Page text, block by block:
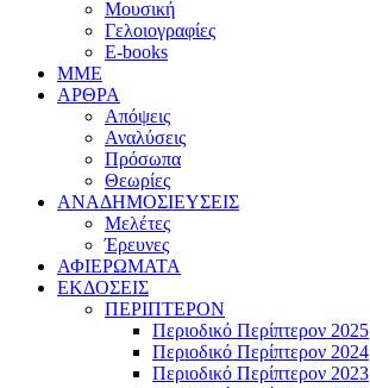
Μουσική
Γελοιογραφίες
E-books
MME
ΑΡΘΡΑ
Απόψεις
Αναλύσεις
Πρόσωπα
Θεωρίες
ΑΝΑΔΗΜΟΣΙΕΥΣΕΙΣ
Μελέτες
Έρευνες
ΑΦΙΕΡΩΜΑΤΑ
ΕΚΔΟΣΕΙΣ
ΠΕΡΙΠΤΕΡΟΝ
Περιοδικό Περίπτερον 2025
Περιοδικό Περίπτερον 2024
Περιοδικό Περίπτερον 2023